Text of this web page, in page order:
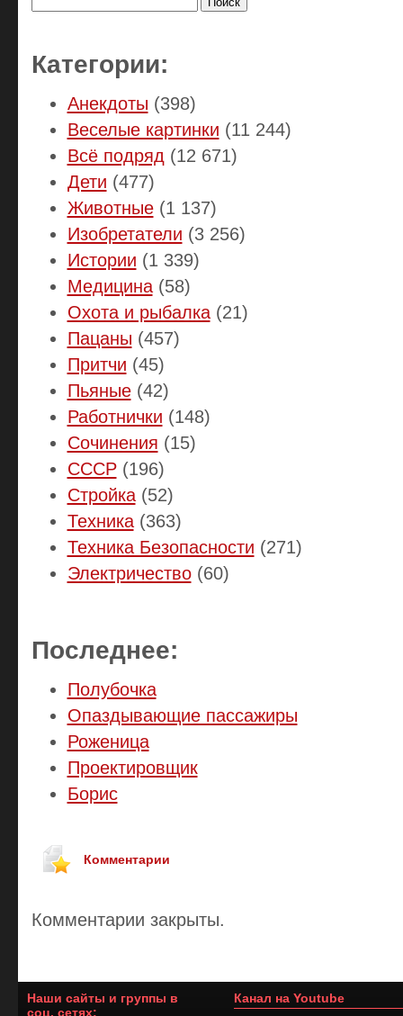
Категории:
Анекдоты (398)
Веселые картинки (11 244)
Всё подряд (12 671)
Дети (477)
Животные(1 137)
Изобретатели (3 256)
Истории (1 339)
Медицина(58)
Охота и рыбалка(21)
Пацаны (457)
Притчи (45)
Пьяные(42)
Работнички (148)
Сочинения (15)
СССР(196)
Стройка(52)
Техника(363)
Техника Безопасности (271)
Электричество(60)
Последнее:
Полубочка
Опаздывающие пассажиры
Роженица
Проектировщик
Борис
Комментарии
Комментарии закрыты.
Наши сайты и группы в
соц. сетях:
Канал на Youtube